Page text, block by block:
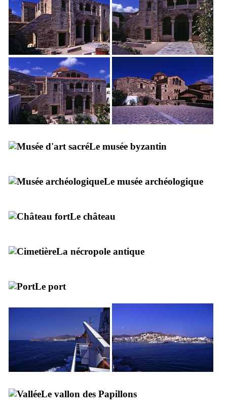
Le musée byzantin
Le musée archéologique
Le château
La nécropole antique
Le port
Le vallon des Papillons